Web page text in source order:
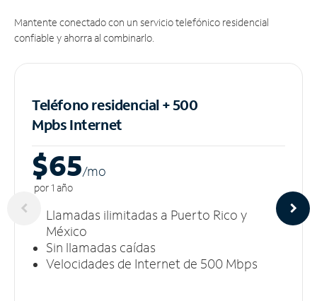
Mantente conectado con un servicio telefónico residencial
confiable y ahorra al combinarlo.
Teléfono residencial + 500
MpbsInternet
$65/mo
por 1 año
Llamadas ilimitadas a Puerto Rico y
México
Sin llamadas caídas
Velocidades de Internet de 500 Mbps